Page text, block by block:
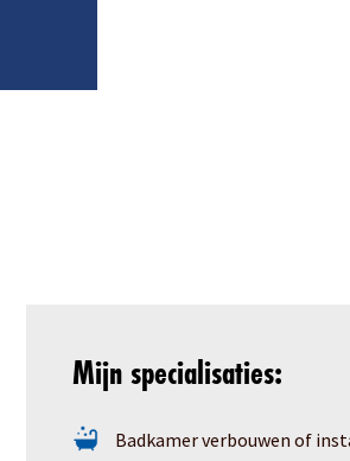
Mijn specialisaties:
Badkamer verbouwen of